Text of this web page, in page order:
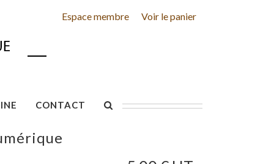
Espace membre Voir le panier
CONTACT